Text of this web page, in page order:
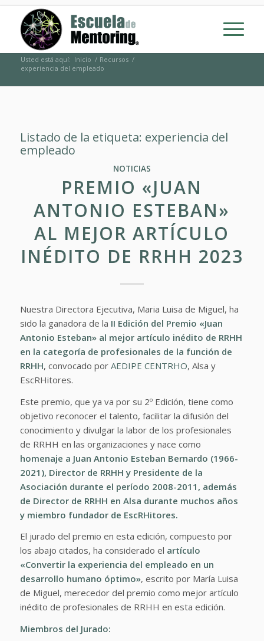
Usted está aquí: Inicio / Recursos /
experiencia del empleado
Listado de la etiqueta: experiencia del
empleado
NOTICIAS
PREMIO «JUAN
ANTONIO ESTEBAN»
AL MEJOR ARTÍCULO
INÉDITO DE RRHH 2023
Nuestra Directora Ejecutiva, Maria Luisa de Miguel, ha
sido la ganadora de la II Edición del Premio «Juan
Antonio Esteban» al mejor artículo inédito de RRHH
en la categoría de profesionales de la función de
RRHH, convocado por AEDIPE CENTRHO, Alsa y
EscRHitores.
Este premio, que ya va por su 2º Edición, tiene como
objetivo reconocer el talento, facilitar la difusión del
conocimiento y divulgar la labor de los profesionales
de RRHH en las organizaciones y nace como
homenaje a Juan Antonio Esteban Bernardo (1966-
2021), Director de RRHH y Presidente de la
Asociación durante el período 2008-2011, además
de Director de RRHH en Alsa durante muchos años
y miembro fundador de EscRHitores.
El jurado del premio en esta edición, compuesto por
los abajo citados, ha considerado el artículo
«Convertir la experiencia del empleado en un
desarrollo humano óptimo», escrito por María Luisa
de Miguel, merecedor del premio como mejor artículo
inédito de profesionales de RRHH en esta edición.
Miembros del Jurado: